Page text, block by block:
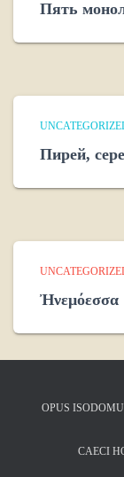
Пять
Пирей,
Ἠνεμόεσσα
OPUS
CAECI